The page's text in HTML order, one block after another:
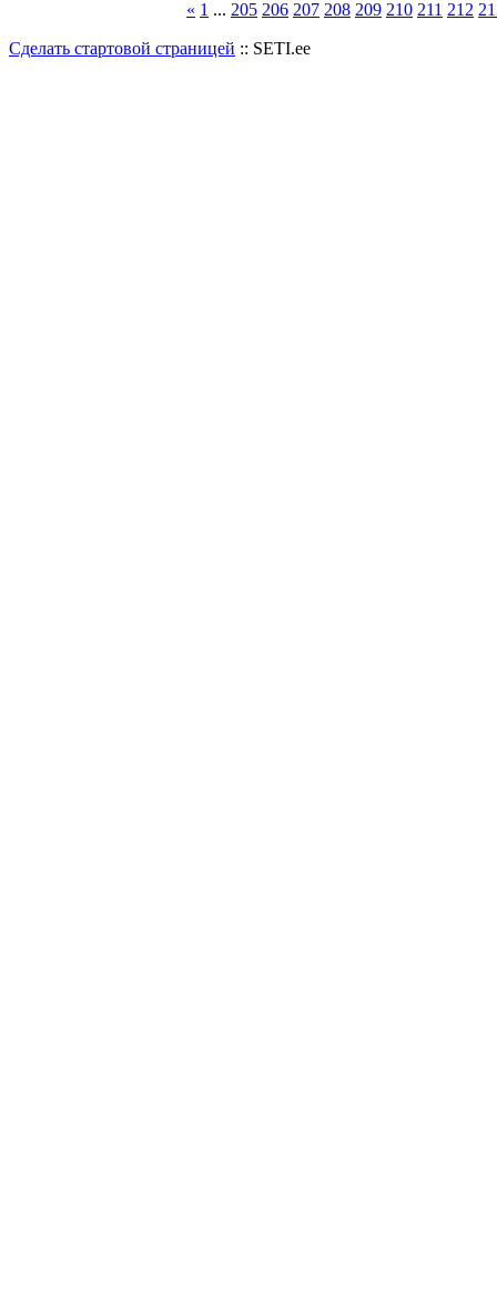
« 1 ... 205 206 207 208 209 210 211 212
Сделать стартовой страницей :: SETI.ee